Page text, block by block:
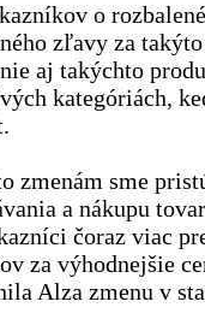
o
zľavy za
aj takýchto
kategóriách,
zmenám sme
a nákupu
čoraz viac
za výhodnejšie
Alza zmenu v